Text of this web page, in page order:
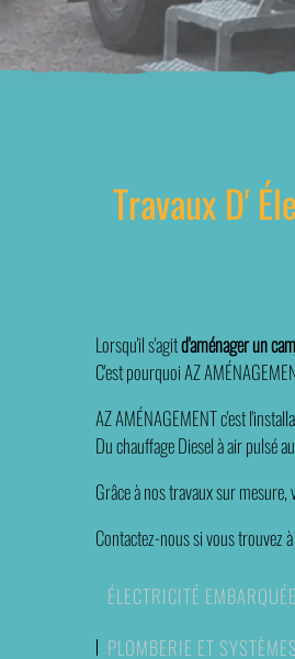
Travaux D'
Lorsqu'il s'agitd'aménager un
C'est pourquoi AZ
AZ AMÉNAGEMENT c'est
Du chauffage Diesel à air pulsé
Grâce à nos travaux sur
Contactez-nous si vous trouvez
ÉLECTRICITÉ
PLOMBERIE ET